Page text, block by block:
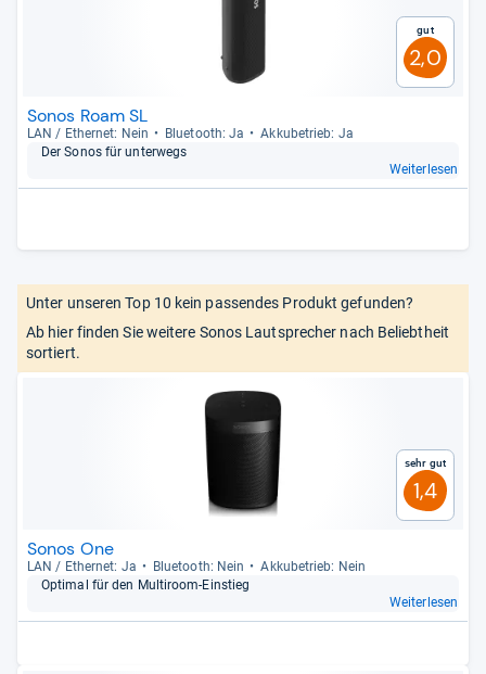
Gut
2,0
Sonos Roam SL
LAN / Ether­net: Nein Blue­tooth: Ja
Akku­be­trieb: Ja
Der Sonos für unter­wegs
Weiterlesen
Unter unseren Top 10 kein passendes Produkt gefunden?
Ab hier finden Sie weitere Sonos Lautsprecher nach Beliebtheit
sortiert.
Sehr gut
1,4
Sonos One
LAN / Ether­net: Ja Blue­tooth: Nein
Akku­be­trieb: Nein
Opti­mal für den Mul­ti­room-​Ein­stieg
Weiterlesen